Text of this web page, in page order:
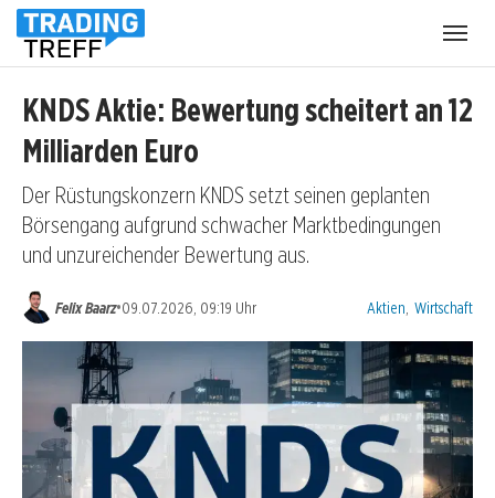
KNDS Aktie: Bewertung scheitert an 12
Milliarden Euro
Der Rüstungskonzern KNDS setzt seinen geplanten
Börsengang aufgrund schwacher Marktbedingungen
und unzureichender Bewertung aus.
Felix Baarz•09.07.2026, 09:19 Uhr Kategorien:
Aktien Wirtschaft